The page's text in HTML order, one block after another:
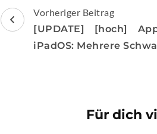
Beitragsnavigation
Vorheriger Beitrag
[UPDATE] [hoch]
iPadOS: Mehrere
Für dich